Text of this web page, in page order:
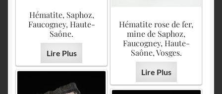
Hématite, Saphoz,
Faucogney, Haute-
Saône.
Lire Plus
Hématite rose de fer,
mine de Saphoz,
Faucogney, Haute-
Saône, Vosges.
Lire Plus